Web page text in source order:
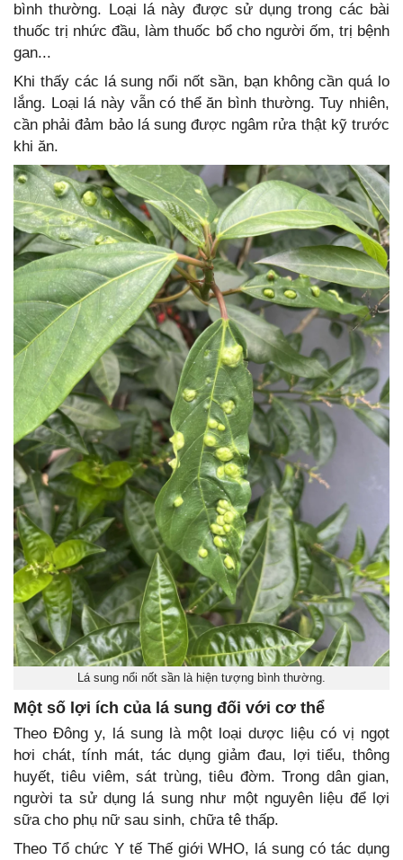
bình thường. Loại lá này được sử dụng trong các bài
thuốc trị nhức đầu, làm thuốc bổ cho người ốm, trị bệnh
gan...
Khi thấy các lá sung nổi nốt sần, bạn không cần quá lo
lắng. Loại lá này vẫn có thể ăn bình thường. Tuy nhiên,
cần phải đảm bảo lá sung được ngâm rửa thật kỹ trước
khi ăn.
Lá sung nổi nốt sần là hiện tượng bình thường.
Một số lợi ích của lá sung đối với cơ thể
Theo Đông y, lá sung là một loại dược liệu có vị ngọt
hơi chát, tính mát, tác dụng giảm đau, lợi tiểu, thông
huyết, tiêu viêm, sát trùng, tiêu đờm. Trong dân gian,
người ta sử dụng lá sung như một nguyên liệu để lợi
sữa cho phụ nữ sau sinh, chữa tê thấp.
Theo Tổ chức Y tế Thế giới WHO, lá sung có tác dụng